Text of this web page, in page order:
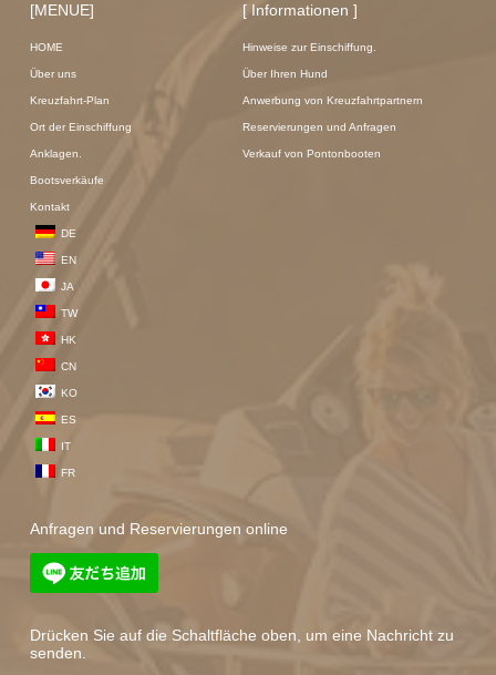
[MENUE]
HOME
Über uns
Kreuzfahrt-Plan
Ort der Einschiffung
Anklagen.
Bootsverkäufe
Kontakt
DE
EN
JA
TW
HK
CN
KO
ES
IT
FR
[ Informationen ]
Hinweise zur Einschiffung.
Über Ihren Hund
Anwerbung von Kreuzfahrtpartnern
Reservierungen und Anfragen
Verkauf von Pontonbooten
Anfragen und Reservierungen online
Drücken Sie auf die Schaltfläche oben, um eine Nachricht zu
senden.